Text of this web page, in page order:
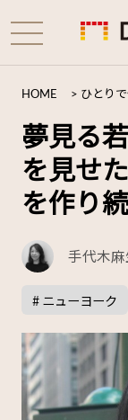
HOME > ひとりで
夢見る
を見せ
を作り
手代木麻
# ニューヨーク